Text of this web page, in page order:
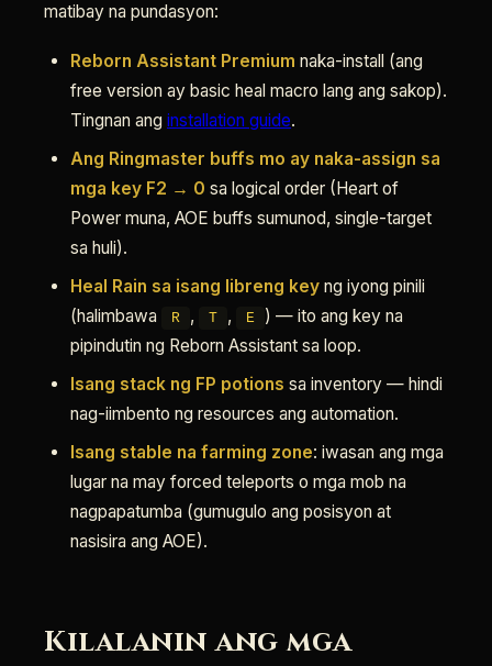
matibay na pundasyon:
Reborn Assistant Premium naka-install (ang
free version ay basic heal macro lang ang sakop).
Tingnan ang installation guide.
Ang Ringmaster buffs mo ay naka-assign sa
mga key F2 → 0 sa logical order (Heart of
Power muna, AOE buffs sumunod, single-target
sa huli).
Heal Rain sa isang libreng key ng iyong pinili
(halimbawa
R , T , E
) — ito ang key na
pipindutin ng Reborn Assistant sa loop.
Isang stack ng FP potions sa inventory — hindi
nag-iimbento ng resources ang automation.
Isang stable na farming zone: iwasan ang mga
lugar na may forced teleports o mga mob na
nagpapatumba (gumugulo ang posisyon at
nasisira ang AOE).
Kilalanin ang mga